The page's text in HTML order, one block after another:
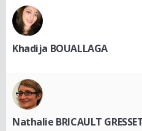
Khadija BOUALLAGA
Nathalie BRICAULT